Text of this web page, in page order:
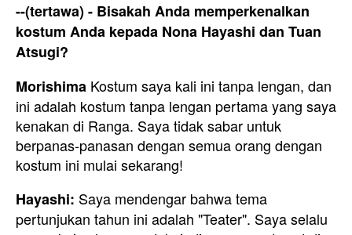
--(tertawa) - Bisakah Anda memperkenalkan
kostum Anda kepada Nona Hayashi dan Tuan
Atsugi?
Morishima Kostum saya kali ini tanpa lengan, dan
ini adalah kostum tanpa lengan pertama yang saya
kenakan di Ranga. Saya tidak sabar untuk
berpanas-panasan dengan semua orang dengan
kostum ini mulai sekarang!
Hayashi: Saya mendengar bahwa tema
pertunjukan tahun ini adalah "Teater". Saya selalu